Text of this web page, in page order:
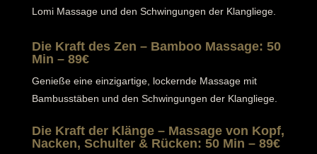
Lomi Massage und den Schwingungen der Klangliege.
Die Kraft des Zen – Bamboo Massage: 50
Min – 89€
Genieße eine einzigartige, lockernde Massage mit
Bambusstäben und den Schwingungen der Klangliege.
Die Kraft der Klänge – Massage von Kopf,
Nacken, Schulter & Rücken: 50 Min – 89€